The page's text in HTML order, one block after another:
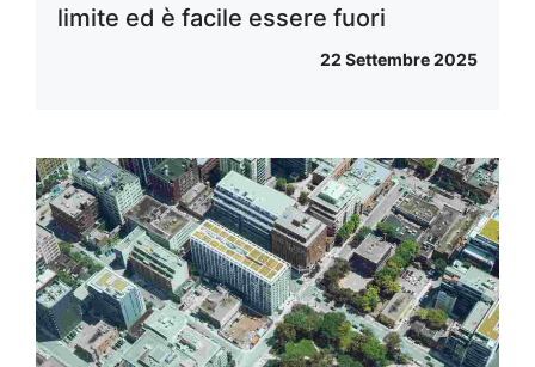
limite ed è facile essere fuori
22 Settembre 2025